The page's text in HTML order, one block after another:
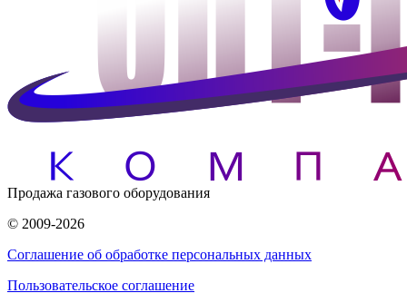
Продажа газового оборудования
© 2009-2026
Соглашение об обработке персональных данных
Пользовательское соглашение